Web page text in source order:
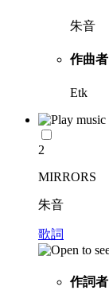
朱音
作曲者
Etk
2
MIRRORS
朱音
歌詞
作詞者